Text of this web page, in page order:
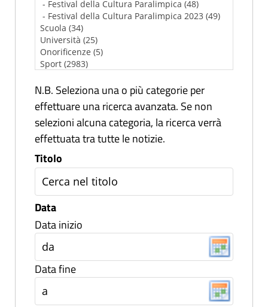
N.B. Seleziona una o più categorie per
effettuare una ricerca avanzata. Se non
selezioni alcuna categoria, la ricerca verrà
effettuata tra tutte le notizie.
Titolo
Data
Data inizio
Data fine